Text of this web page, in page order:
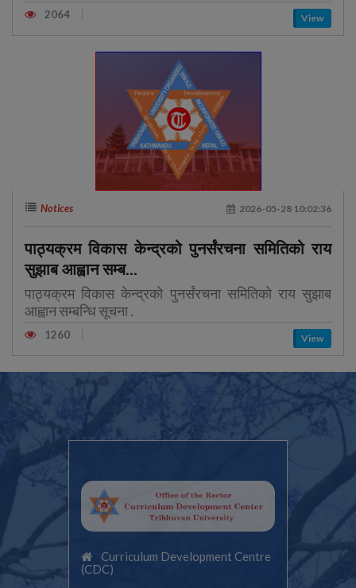
2064 View
Notices 2026-05-28 10:02:36
पाठ्यक्रम विकास केन्द्रको पुनर्संरचना समितिको राय
सुझाब आह्वान सम्ब...
पाठ्यक्रम विकास केन्द्रको पुनर्संरचना समितिको राय सुझाब
आह्वान सम्बन्धि सूचना .
1260 View
Curriculum Development Centre
(CDC)